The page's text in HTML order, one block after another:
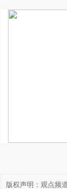
版权声明：观点频